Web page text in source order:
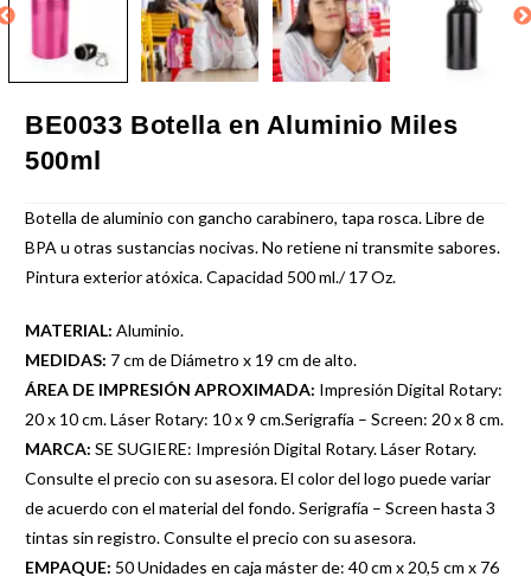
BE0033 Botella en Aluminio Miles
500ml
Botella de aluminio con gancho carabinero, tapa rosca. Libre de
BPA u otras sustancias nocivas. No retiene ni transmite sabores.
Pintura exterior atóxica. Capacidad 500 ml./ 17 Oz.
MATERIAL: Aluminio.
MEDIDAS: 7 cm de Diámetro x 19 cm de alto.
ÁREA DE IMPRESIÓN APROXIMADA: Impresión Digital Rotary:
20 x 10 cm. Láser Rotary: 10 x 9 cm.Serigrafía – Screen: 20 x 8 cm.
MARCA: SE SUGIERE: Impresión Digital Rotary. Láser Rotary.
Consulte el precio con su asesora. El color del logo puede variar
de acuerdo con el material del fondo. Serigrafía – Screen hasta 3
tintas sin registro. Consulte el precio con su asesora.
EMPAQUE: 50 Unidades en caja máster de: 40 cm x 20,5 cm x 76